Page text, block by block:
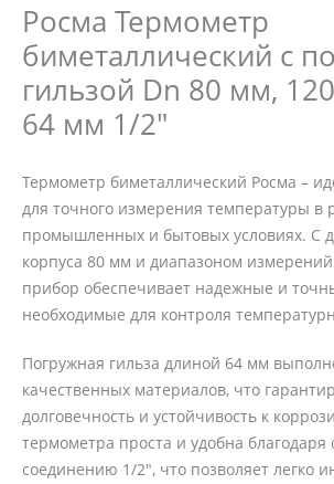
Росма Термометр
биметаллический с
гильзой Dn 80 мм,
64 мм 1/2"
Термометр биметаллический Росма –
для точного измерения температуры в
промышленных и бытовых условиях. С
корпуса 80 мм и диапазоном измерений
прибор обеспечивает надежные и
необходимые для контроля
Погружная гильза длиной 64 мм
качественных материалов, что
долговечность и устойчивость к
термометра проста и удобна благодаря
соединению 1/2", что позволяет легко